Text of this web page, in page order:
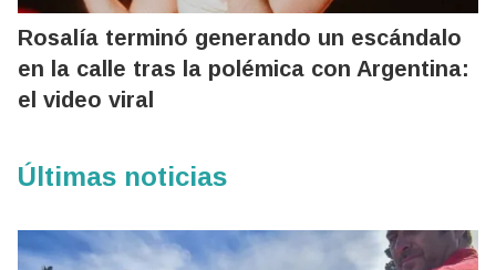
Rosalía terminó generando un escándalo
en la calle tras la polémica con Argentina:
el video viral
Últimas noticias